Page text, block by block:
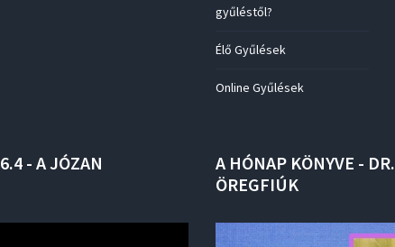
gyűléstől?
Élő Gyűlések
Online Gyűlések
6.4 - AJÓZAN
A HÓNAP KÖNYVE - DR.
ÖREGFIÚK